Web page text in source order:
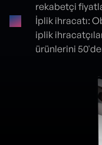
rekabetçi
İplik ihracatı:
iplik
ürünlerini